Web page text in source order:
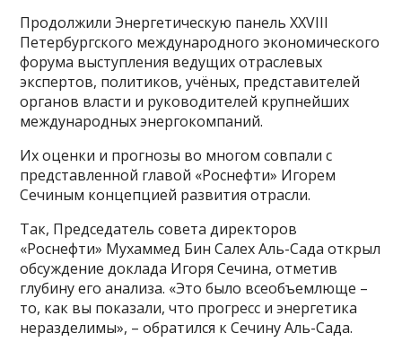
Продолжили Энергетическую панель XXVIII
Петербургского международного экономического
форума выступления ведущих отраслевых
экспертов, политиков, учёных, представителей
органов власти и руководителей крупнейших
международных энергокомпаний.
Их оценки и прогнозы во многом совпали с
представленной главой «Роснефти» Игорем
Сечиным концепцией развития отрасли.
Так, Председатель совета директоров
«Роснефти» Мухаммед Бин Салех Аль-Сада открыл
обсуждение доклада Игоря Сечина, отметив
глубину его анализа. «Это было всеобъемлюще –
то, как вы показали, что прогресс и энергетика
неразделимы», – обратился к Сечину Аль-Сада.